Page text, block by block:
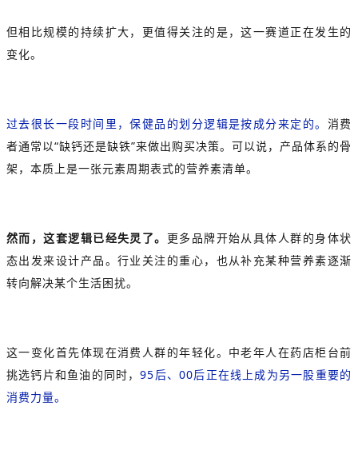
但相比规模的持续扩大，更值得关注的是，这一赛道正在发生的
变化。
过去很长一段时间里，保健品的划分逻辑是按成分来定的。 消费
者通常以“缺钙还是缺铁”来做出购买决策。可以说，产品体系的骨
架，本质上是一张元素周期表式的营养素清单。
然而，这套逻辑已经失灵了。 更多品牌开始从具体人群的身体状
态出发来设计产品。行业关注的重心，也从补充某种营养素逐渐
转向解决某个生活困扰。
这一变化首先体现在消费人群的年轻化。中老年人在药店柜台前
挑选钙片和鱼油的同时，95后、00后正在线上成为另一股重要的
消费力量。